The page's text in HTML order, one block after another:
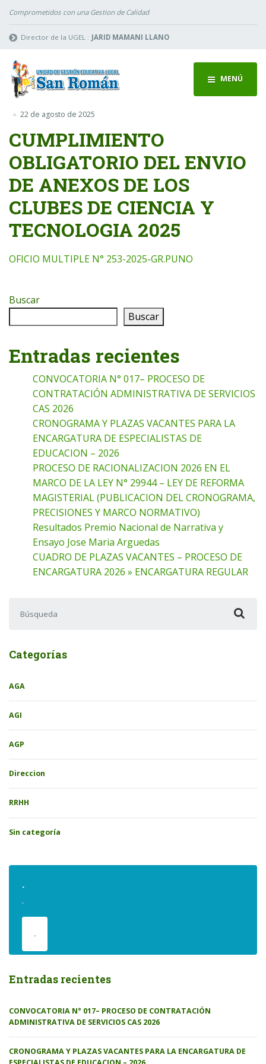
Comprometidos con una Gestion de Calidad
Director de la UGEL : JARID MAMANI LLANO
MENÚ
22 de agosto de 2025
CUMPLIMIENTO
OBLIGATORIO DEL ENVIO
DE ANEXOS DE LOS
CLUBES DE CIENCIA Y
TECNOLOGIA 2025
OFICIO MULTIPLE N° 253-2025-GR.PUNO
Buscar
Buscar
Entradas recientes
CONVOCATORIA N° 017– PROCESO DE
CONTRATACIÓN ADMINISTRATIVA DE SERVICIOS
CAS 2026
CRONOGRAMA Y PLAZAS VACANTES PARA LA
ENCARGATURA DE ESPECIALISTAS DE
EDUCACION – 2026
PROCESO DE RACIONALIZACION 2026 EN EL
MARCO DE LA LEY N° 29944 – LEY DE REFORMA
MAGISTERIAL (PUBLICACION DEL CRONOGRAMA,
PRECISIONES Y MARCO NORMATIVO)
Resultados Premio Nacional de Narrativa y
Ensayo Jose Maria Arguedas
CUADRO DE PLAZAS VACANTES – PROCESO DE
ENCARGATURA 2026 » ENCARGATURA REGULAR
Categorías
AGA
AGI
AGP
Direccion
RRHH
Sin categoría
.
.
.
Entradas recientes
CONVOCATORIA N° 017– PROCESO DE CONTRATACIÓN
ADMINISTRATIVA DE SERVICIOS CAS 2026
CRONOGRAMA Y PLAZAS VACANTES PARA LA ENCARGATURA DE